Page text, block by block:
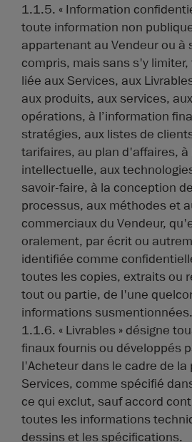
1.1.5. « Information
toute information non
appartenant au Vendeur ou à
compris, mais sans s'y
liée aux Services, aux
aux produits, aux services,
opérations, à l’information
stratégies, aux listes de
tarifaires, au plan d'affaires, à
intellectuelle, aux
savoir-faire, à la conception
processus, aux méthodes et
commerciaux du Vendeur,
oralement, par écrit ou
identifiée comme
toutes les copies, extraits ou
tout ou partie, de l'une
informations susmentionnées.
1.1.6. « Livrables » désigne
finaux fournis ou développés
l'Acheteur dans le cadre de
Services, comme spécifié
ce qui exclut, sauf accord
toutes les informations
dessins et les spécifications.